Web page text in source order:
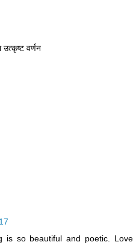
उत्कृष्ट वर्णन
is so beautiful and poetic. Love